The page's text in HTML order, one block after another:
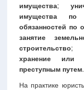
имущества;
имущества по
обязанностей по
занятие
строительство
хранение или
преступным путем.
На практике